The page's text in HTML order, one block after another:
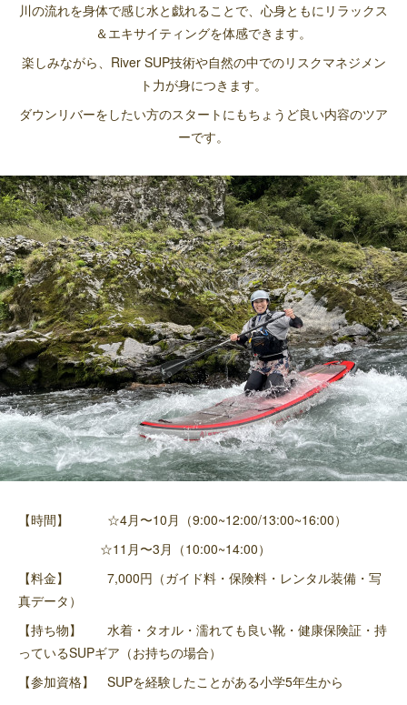
川の流れを身体で感じ水と戯れることで、心身ともにリラックス
＆エキサイティングを体感できます。
楽しみながら、River SUP技術や自然の中でのリスクマネジメン
ト力が身につきます。
ダウンリバーをしたい方のスタートにもちょうど良い内容のツア
ーです。
【時間】 ☆4月〜10月（9:00~12:00/13:00~16:00）
☆11月〜3月（10:00~14:00）
【料金】 7,000円（ガイド料・保険料・レンタル装備・写
真データ）
【持ち物】 水着・タオル・濡れても良い靴・健康保険証・持
っているSUPギア（お持ちの場合）
【参加資格】 SUPを経験したことがある小学5年生から